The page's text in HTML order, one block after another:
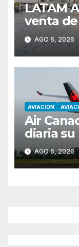
LATAM
venta de
nuevos
anuncia
red
AGO 6, 2026
AVIACION
Air
diaria
y
desde
AGO 6, 2026